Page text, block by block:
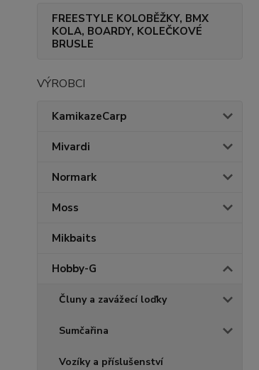
FREESTYLE KOLOBĚŽKY, BMX
KOLA, BOARDY, KOLEČKOVÉ
BRUSLE
VÝROBCI
KamikazeCarp
Mivardi
Normark
Moss
Mikbaits
Hobby-G
Čluny a zavážecí loďky
Sumčařina
Vozíky a příslušenství